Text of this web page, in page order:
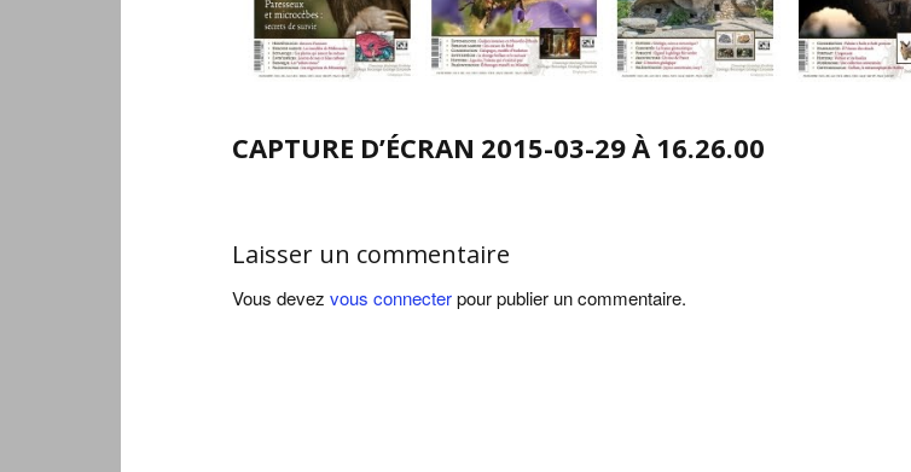
CAPTURE D’ÉCRAN 2015-03-29 À 16.26.00
Laisser un commentaire
Vous devez vous connecterpour publier un commentaire.